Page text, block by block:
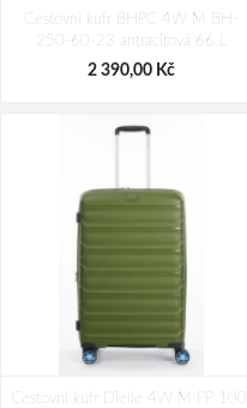
Cestovní kufr BHPC 4W M BH-
250-60-23 antracitová 66 L
2 390,00 Kč
Cestovní kufr Dielle 4W M PP 100-